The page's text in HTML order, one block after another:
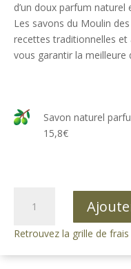
d’un doux parfum naturel
Les savons du Moulin
recettes traditionnelles et
vous garantir la meilleure
Savon naturel
15,8€
parfum pour
Retrouvez la grille de